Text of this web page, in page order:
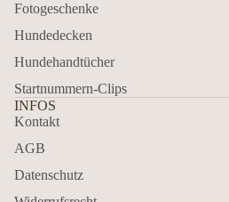
Fotogeschenke
Hundedecken
Hundehandtücher
Startnummern-Clips
INFOS
Kontakt
AGB
Datenschutz